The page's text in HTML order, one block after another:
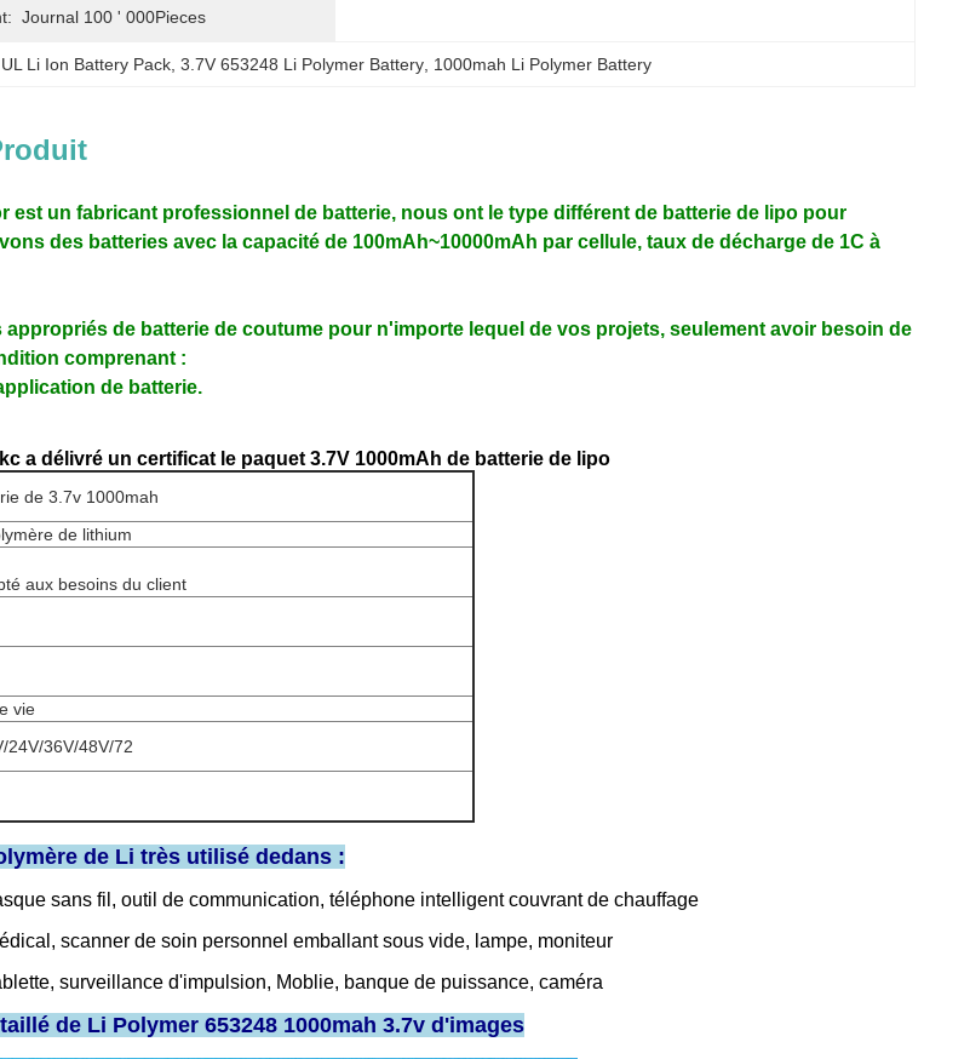
Journal 100 ' 000Pieces
UL Li Ion Battery Pack, 3.7V 653248 Li Polymer Battery, 1000mah Li Polymer Battery
est un fabricant professionnel de batterie, nous ont le type différent de batterie de lipo pour
des batteries avec la capacité de 100mAh~10000mAh par cellule, taux de décharge de 1C à
de batterie de coutume pour n'importe lequel de vos projets, seulement avoir besoin de
comprenant :
de batterie.
a délivré un certificat le paquet 3.7V 1000mAh de batterie de lipo
de 3.7v 1000mah
de lithium
aux besoins du client
vie
24V/36V/48V/72
de Li très utilisé dedans :
sans fil, outil de communication, téléphone intelligent couvrant de chauffage
scanner de soin personnel emballant sous vide, lampe, moniteur
surveillance d'impulsion, Moblie, banque de puissance, caméra
de Li Polymer 653248 1000mah 3.7v d'images